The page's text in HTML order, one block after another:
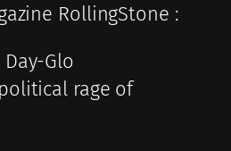
RollingStone :
Glo
rage of